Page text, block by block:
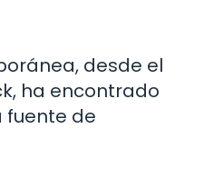
desde el
ha encontrado
fuente de